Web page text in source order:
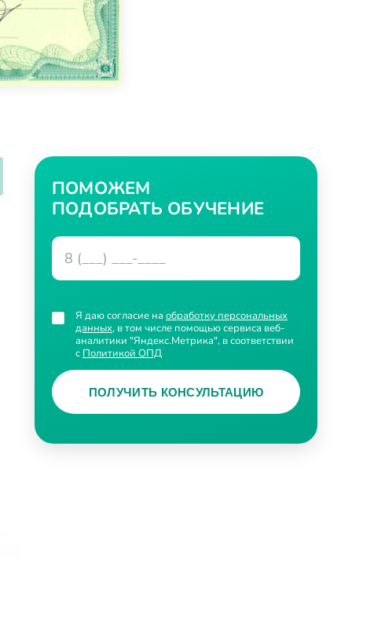
ПОМОЖЕМ
ПОДОБРАТЬ ОБУЧЕНИЕ
Я даю согласие на обработку персональных
данных, в том числе помощью сервиса веб-
аналитики "Яндекс.Метрика", в соответствии
с Политикой ОПД
ПОЛУЧИТЬ КОНСУЛЬТАЦИЮ